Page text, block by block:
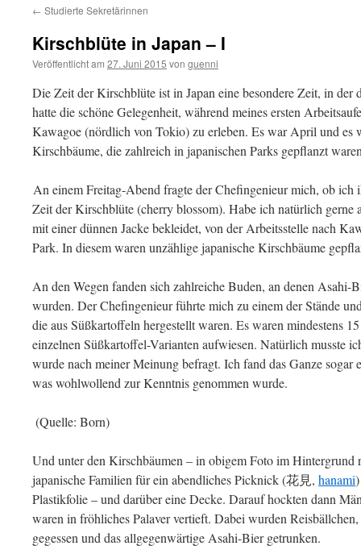
← Studierte Sekretärinnen
Kirschblüte in Japan – I
Veröffentlicht am 27. Juni 2015 von guenni
Die Zeit der Kirschblüte ist in Japan eine besondere Zeit, in der
hatte die schöne Gelegenheit, während meines ersten
Kawagoe (nördlich von Tokio) zu erleben. Es war April und es
Kirschbäume, die zahlreich in japanischen Parks gepflanzt
An einem Freitag-Abend fragte der Chefingenieur mich, ob ich
Zeit der Kirschblüte (cherry blossom). Habe ich natürlich gerne
mit einer dünnen Jacke bekleidet, von der Arbeitsstelle nach
Park. In diesem waren unzählige japanische Kirschbäume
An den Wegen fanden sich zahlreiche Buden, an denen Asahi-
wurden. Der Chefingenieur führte mich zu einem der Stände
die aus Süßkartoffeln hergestellt waren. Es waren mindestens
einzelnen Süßkartoffel-Varianten aufwiesen. Natürlich musste
wurde nach meiner Meinung befragt. Ich fand das Ganze sogar
was wohlwollend zur Kenntnis genommen wurde.
(Quelle: Born)
Und unter den Kirschbäumen – in obigem Foto im Hintergrund
japanische Familien für ein abendliches Picknick (花見, hanami
Plastikfolie – und darüber eine Decke. Darauf hockten dann
waren in fröhliches Palaver vertieft. Dabei wurden
gegessen und das allgegenwärtige Asahi-Bier getrunken.